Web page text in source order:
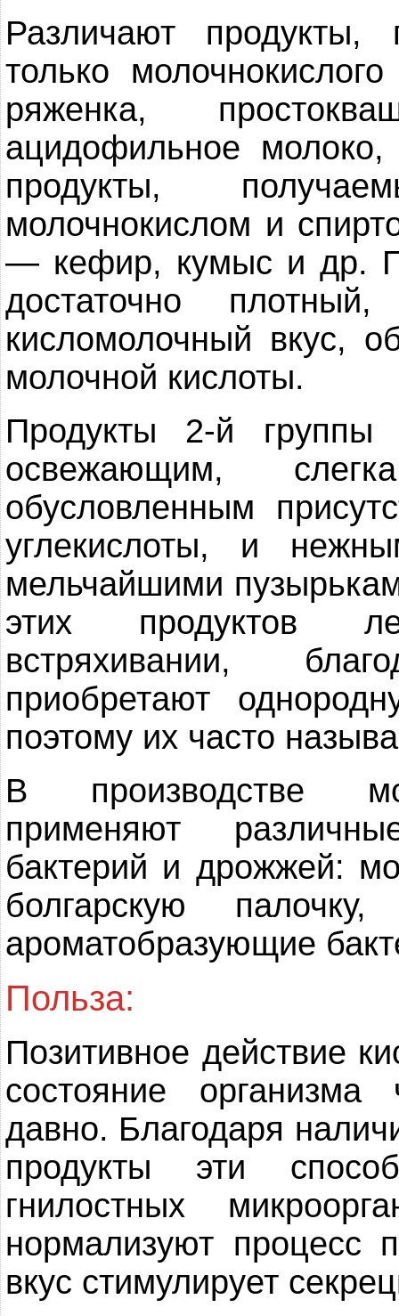
Различают продукты,
только
ряженка,
ацидофильное молоко,
продукты,
молочнокислом и
— кефир, кумыс и др.
достаточно
кисломолочный вкус,
молочной кислоты.
Продукты 2-й группы
освежающим,
обусловленным
углекислоты, и
мельчайшими
этих продуктов
встряхивании,
приобретают
поэтому их часто
В производстве
применяют
бактерий и дрожжей:
болгарскую
ароматобразующие
Польза:
Позитивное действие
состояние организма
давно. Благодаря
продукты эти
гнилостных
нормализуют процесс
вкус стимулирует